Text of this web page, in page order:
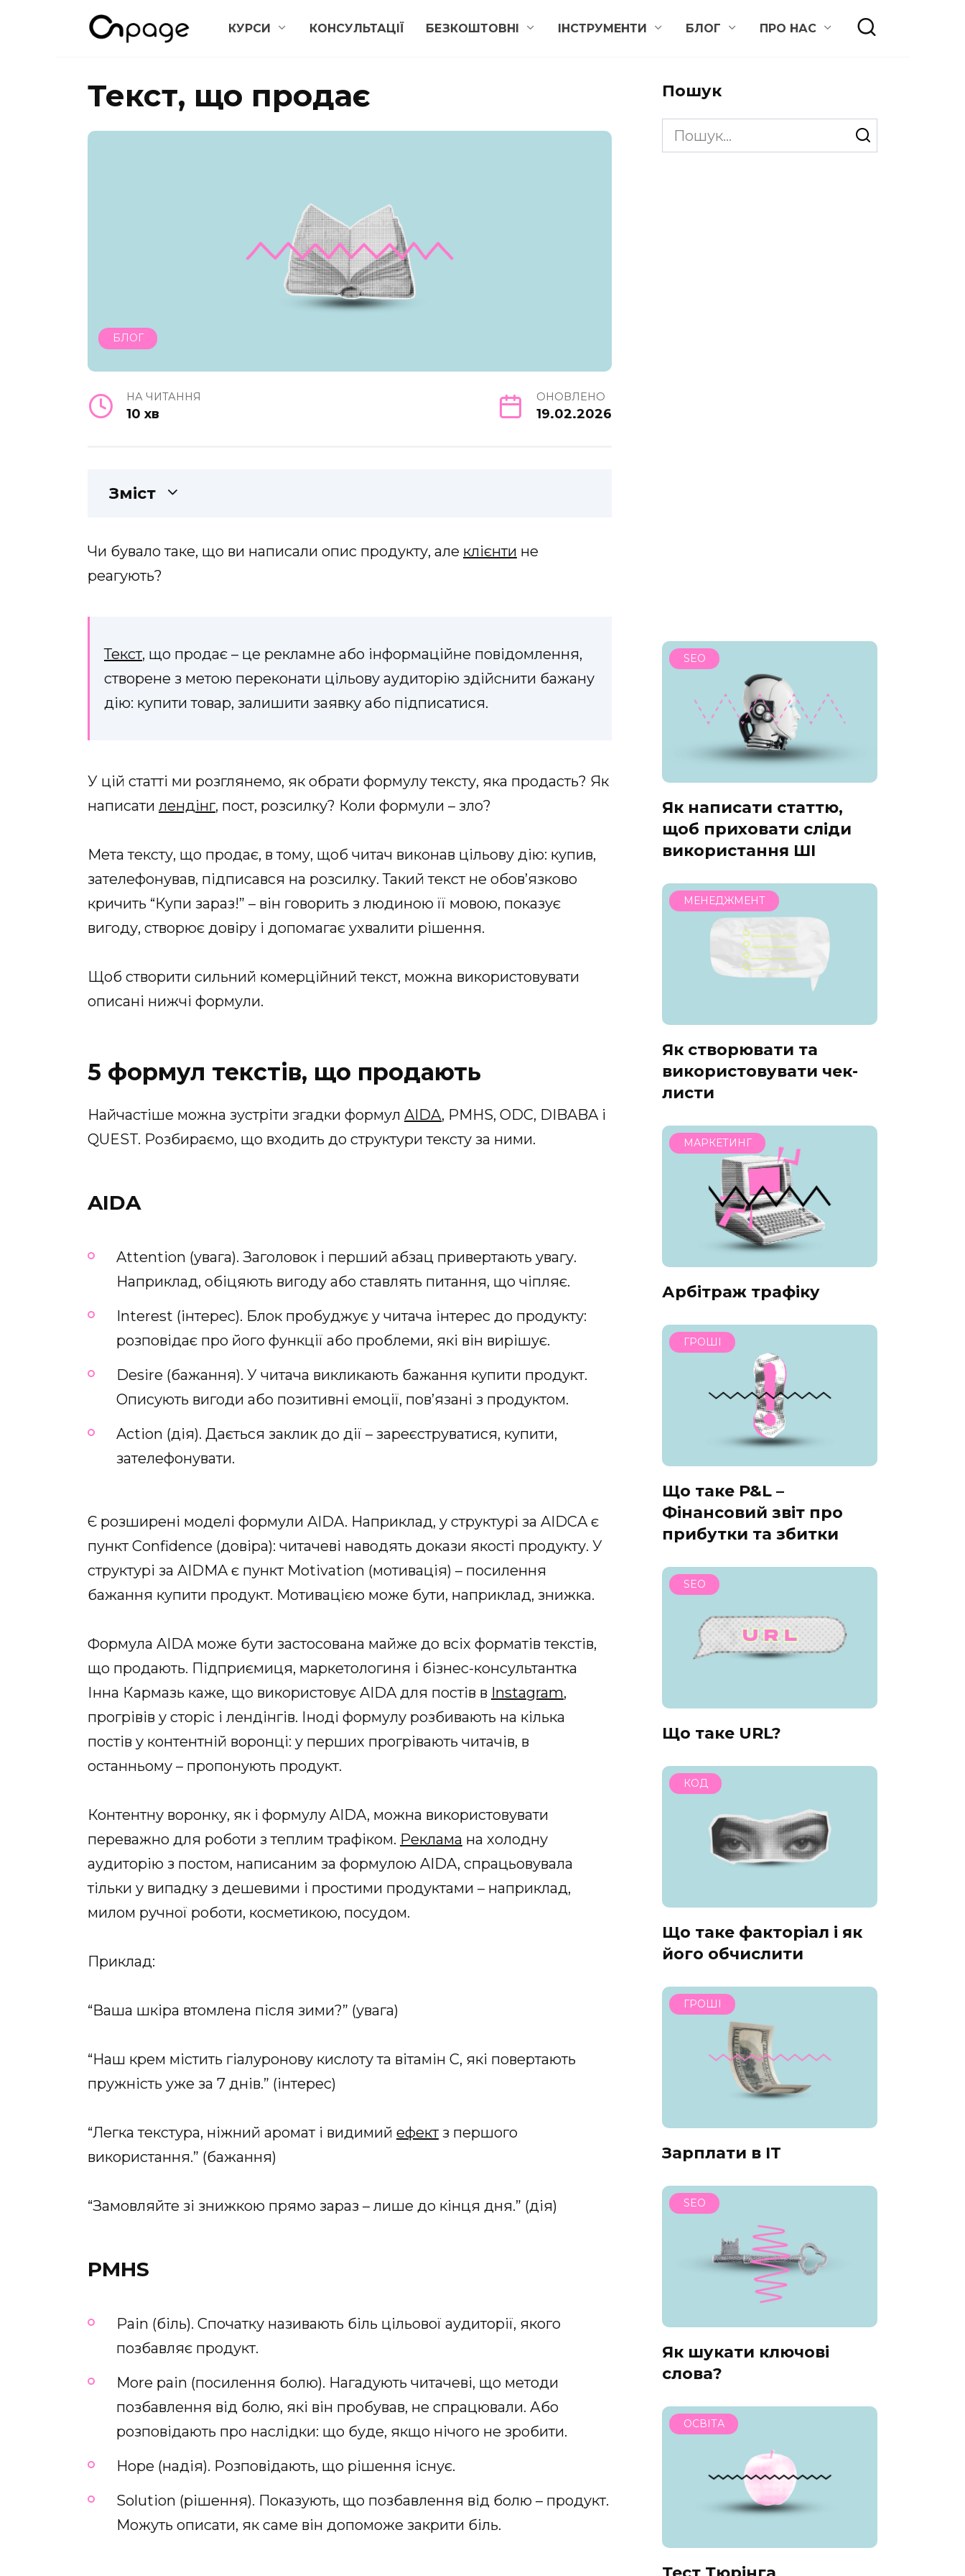
КУРСИ КОНСУЛЬТАЦІЇ БЕЗКОШТОВНІ ІНСТРУМЕНТИ БЛОГ ПРО НАС
Текст, що продає
БЛОГ
НА ЧИТАННЯ
10 хв
ОНОВЛЕНО
19.02.2026
Зміст
Чи бувало таке, що ви написали опис продукту, але клієнти не
реагують?
Текст, що продає – це рекламне або інформаційне повідомлення,
створене з метою переконати цільову аудиторію здійснити бажану
дію: купити товар, залишити заявку або підписатися.
У цій статті ми розглянемо, як обрати формулу тексту, яка продасть? Як
написати лендінг, пост, розсилку? Коли формули – зло?
Мета тексту, що продає, в тому, щоб читач виконав цільову дію: купив,
зателефонував, підписався на розсилку. Такий текст не обов’язково
кричить “Купи зараз!” – він говорить з людиною її мовою, показує
вигоду, створює довіру і допомагає ухвалити рішення.
Щоб створити сильний комерційний текст, можна використовувати
описані нижчі формули.
5 формул текстів, що продають
Найчастіше можна зустріти згадки формул AIDA, PMHS, ODC, DIBABA і
QUEST. Розбираємо, що входить до структури тексту за ними.
AIDA
Attention (увага). Заголовок і перший абзац привертають увагу.
Наприклад, обіцяють вигоду або ставлять питання, що чіпляє.
Interest (інтерес). Блок пробуджує у читача інтерес до продукту:
розповідає про його функції або проблеми, які він вирішує.
Desire (бажання). У читача викликають бажання купити продукт.
Описують вигоди або позитивні емоції, пов’язані з продуктом.
Action (дія). Дається заклик до дії – зареєструватися, купити,
зателефонувати.
Є розширені моделі формули AIDA. Наприклад, у структурі за AIDCA є
пункт Confidence (довіра): читачеві наводять докази якості продукту. У
структурі за AIDMA є пункт Motivation (мотивація) – посилення
бажання купити продукт. Мотивацією може бути, наприклад, знижка.
Формула AIDA може бути застосована майже до всіх форматів текстів,
що продають. Підприємиця, маркетологиня і бізнес-консультантка
Інна Кармазь каже, що використовує AIDA для постів в Instagram,
прогрівів у сторіс і лендінгів. Іноді формулу розбивають на кілька
постів у контентній воронці: у перших прогрівають читачів, в
останньому – пропонують продукт.
Контентну воронку, як і формулу AIDA, можна використовувати
переважно для роботи з теплим трафіком. Реклама на холодну
аудиторію з постом, написаним за формулою AIDA, спрацьовувала
тільки у випадку з дешевими і простими продуктами – наприклад,
милом ручної роботи, косметикою, посудом.
Приклад:
“Ваша шкіра втомлена після зими?” (увага)
“Наш крем містить гіалуронову кислоту та вітамін С, які повертають
пружність уже за 7 днів.” (інтерес)
“Легка текстура, ніжний аромат і видимий ефектз першого
використання.” (бажання)
“Замовляйте зі знижкою прямо зараз – лише до кінця дня.” (дія)
PMHS
Pain (біль). Спочатку називають біль цільової аудиторії, якого
позбавляє продукт.
More pain (посилення болю). Нагадують читачеві, що методи
позбавлення від болю, які він пробував, не спрацювали. Або
розповідають про наслідки: що буде, якщо нічого не зробити.
Hope (надія). Розповідають, що рішення існує.
Solution (рішення). Показують, що позбавлення від болю – продукт.
Можуть описати, як саме він допоможе закрити біль.
Пошук
Search
for:
SEO
Як написати статтю,
щоб приховати сліди
використання ШІ
МЕНЕДЖМЕНТ
Як створювати та
використовувати чек-
листи
МАРКЕТИНГ
Арбітраж трафіку
ГРОШІ
Що таке P&L –
Фінансовий звіт про
прибутки та збитки
SEO
Що таке URL?
КОД
Що таке факторіал і як
його обчислити
ГРОШІ
Зарплати в IT
SEO
Як шукати ключові
слова?
ОСВІТА